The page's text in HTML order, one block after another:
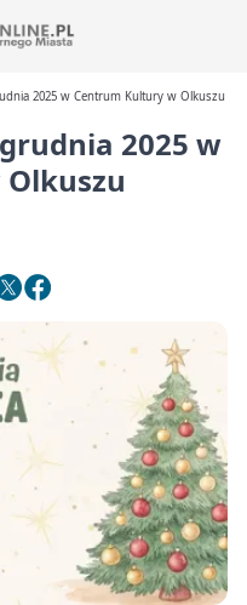
2025 w Centrum Kultury w Olkuszu
2025 w